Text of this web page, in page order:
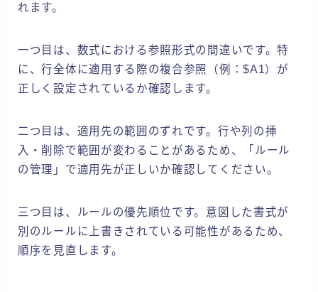
れます。
一つ目は、数式における参照形式の間違いです。特
に、行全体に適用する際の複合参照（例：$A1）が
正しく設定されているか確認します。
二つ目は、適用先の範囲のずれです。行や列の挿
入・削除で範囲が変わることがあるため、「ルール
の管理」で適用先が正しいか確認してください。
三つ目は、ルールの優先順位です。意図した書式が
別のルールに上書きされている可能性があるため、
順序を見直します。